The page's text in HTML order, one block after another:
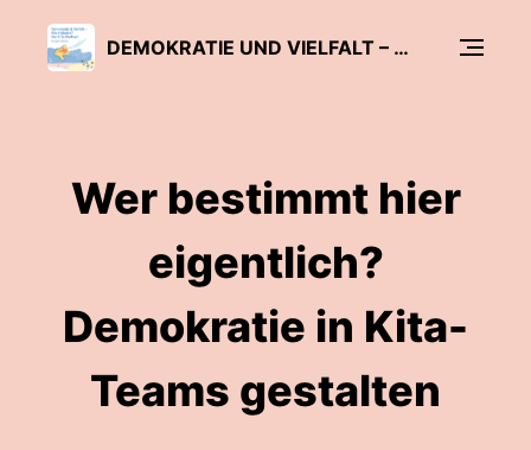
DEMOKRATIE UND VIELFALT – ALLE INKLUSIVE? DER KITA-PODCAST
Wer bestimmt hier
eigentlich?
Demokratie in Kita-
Teams gestalten